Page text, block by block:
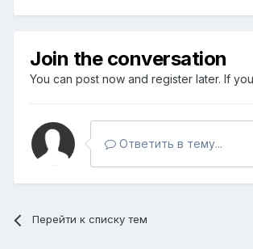
Join the conversation
You can post now and register later. If
Ответить в тему...
Перейти к списку тем